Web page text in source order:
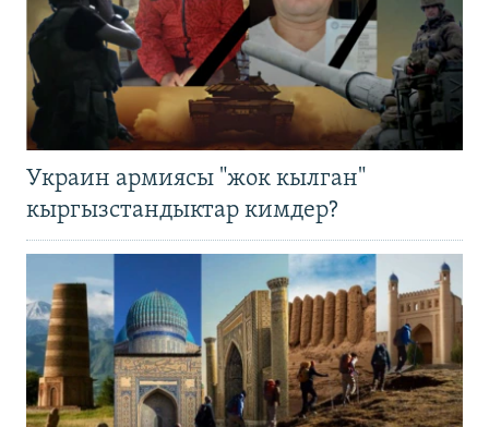
Украин армиясы "жок кылган"
кыргызстандыктар кимдер?